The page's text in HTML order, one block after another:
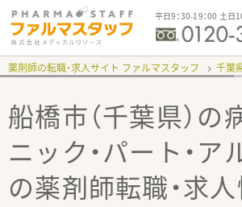
平日9：30-19：00 土日
薬剤師の転職・求人サイト ファルマスタッフ 千葉
船橋市（千葉県）の
ニック・パート・ア
の薬剤師転職・求